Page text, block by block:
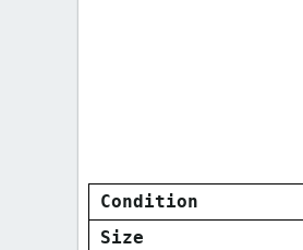
Condition
Size